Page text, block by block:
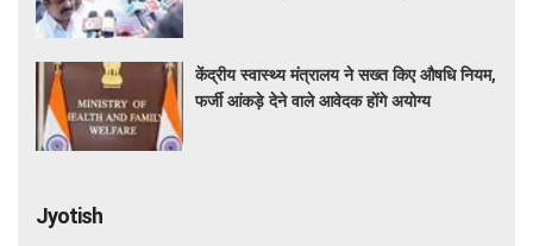
केंद्रीय स्वास्थ्य मंत्रालय ने सख्त किए औषधि नियम,
फर्जी आंकड़े देने वाले आवेदक होंगे अयोग्य
Jyotish